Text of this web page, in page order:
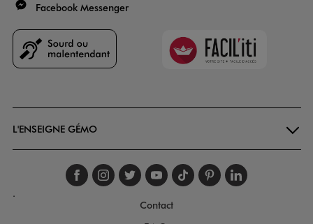
Facebook Messenger
Faciliti
L'ENSEIGNE GÉMO
Suivez-nous sur
Suivez-nous sur
Suivez-nous sur
Suivez-nous
Suivez-nous
Suivez-
.
Contact